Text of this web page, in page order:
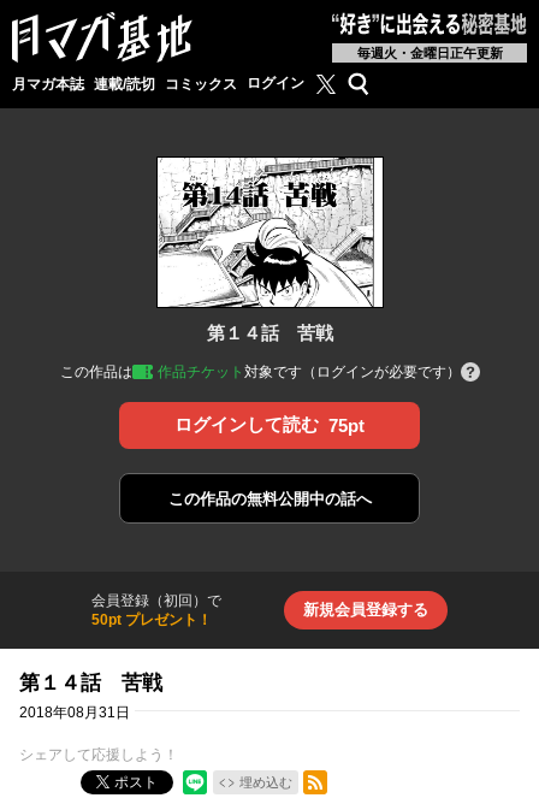
毎週火・金曜日正午更新
月マガ本誌 連載/読切 コミックス ログイン 月マガ基地公式X
検索
第１４話 苦戦
この作品は 作品チケット 対象です（ログインが必要です）
ログインして読む 75pt
この作品の無料公開中の話へ
会員登録（初回）で
50pt プレゼント！
新規会員登録する
第１４話 苦戦
2018年08月31日
シェアして応援しよう！
ポスト
埋め込む
RSSフィード